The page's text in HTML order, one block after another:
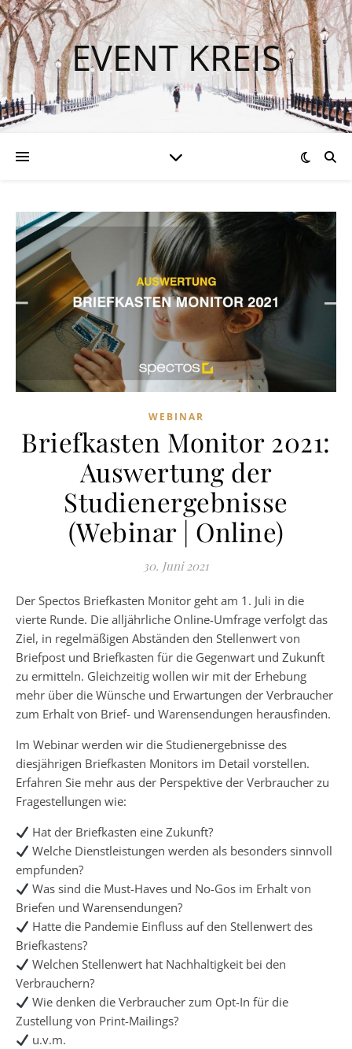
EVENT KREIS
WEBINAR
Briefkasten Monitor 2021:
Auswertung der
Studienergebnisse
(Webinar | Online)
30. Juni 2021
Der Spectos Briefkasten Monitor geht am 1. Juli in die
vierte Runde. Die alljährliche Online-Umfrage verfolgt das
Ziel, in regelmäßigen Abständen den Stellenwert von
Briefpost und Briefkasten für die Gegenwart und Zukunft
zu ermitteln. Gleichzeitig wollen wir mit der Erhebung
mehr über die Wünsche und Erwartungen der Verbraucher
zum Erhalt von Brief- und Warensendungen herausfinden.
Im Webinar werden wir die Studienergebnisse des
diesjährigen Briefkasten Monitors im Detail vorstellen.
Erfahren Sie mehr aus der Perspektive der Verbraucher zu
Fragestellungen wie:
Hat der Briefkasten eine Zukunft?
Welche Dienstleistungen werden als besonders sinnvoll
empfunden?
Was sind die Must-Haves und No-Gos im Erhalt von
Briefen und Warensendungen?
Hatte die Pandemie Einfluss auf den Stellenwert des
Briefkastens?
Welchen Stellenwert hat Nachhaltigkeit bei den
Verbrauchern?
Wie denken die Verbraucher zum Opt-In für die
Zustellung von Print-Mailings?
u.v.m.